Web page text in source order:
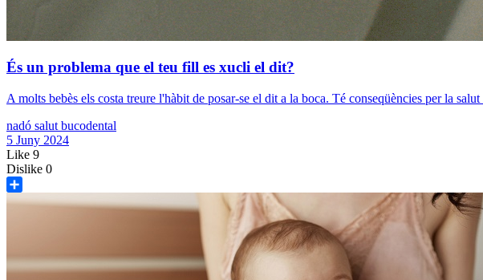
És un problema que el teu fill es xucli el dit?
A molts bebès els costa treure l'hàbit de posar-se el dit a la boca. Té conseqüències per la
nadó salut bucodental
5 Juny 2024
Like 9
Dislike 0
Share